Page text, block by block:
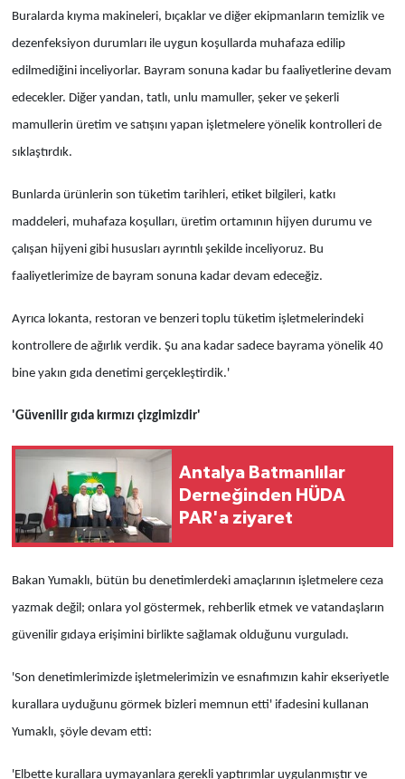
Buralarda kıyma makineleri, bıçaklar ve diğer ekipmanların temizlik ve
dezenfeksiyon durumları ile uygun koşullarda muhafaza edilip
edilmediğini inceliyorlar. Bayram sonuna kadar bu faaliyetlerine devam
edecekler. Diğer yandan, tatlı, unlu mamuller, şeker ve şekerli
mamullerin üretim ve satışını yapan işletmelere yönelik kontrolleri de
sıklaştırdık.
Bunlarda ürünlerin son tüketim tarihleri, etiket bilgileri, katkı
maddeleri, muhafaza koşulları, üretim ortamının hijyen durumu ve
çalışan hijyeni gibi hususları ayrıntılı şekilde inceliyoruz. Bu
faaliyetlerimize de bayram sonuna kadar devam edeceğiz.
Ayrıca lokanta, restoran ve benzeri toplu tüketim işletmelerindeki
kontrollere de ağırlık verdik. Şu ana kadar sadece bayrama yönelik 40
bine yakın gıda denetimi gerçekleştirdik.'
'Güvenilir gıda kırmızı çizgimizdir'
Antalya Batmanlılar
Derneğinden HÜDA
PAR'a ziyaret
Bakan Yumaklı, bütün bu denetimlerdeki amaçlarının işletmelere ceza
yazmak değil; onlara yol göstermek, rehberlik etmek ve vatandaşların
güvenilir gıdaya erişimini birlikte sağlamak olduğunu vurguladı.
'Son denetimlerimizde işletmelerimizin ve esnafımızın kahir ekseriyetle
kurallara uyduğunu görmek bizleri memnun etti' ifadesini kullanan
Yumaklı, şöyle devam etti:
'Elbette kurallara uymayanlara gerekli yaptırımlar uygulanmıştır ve